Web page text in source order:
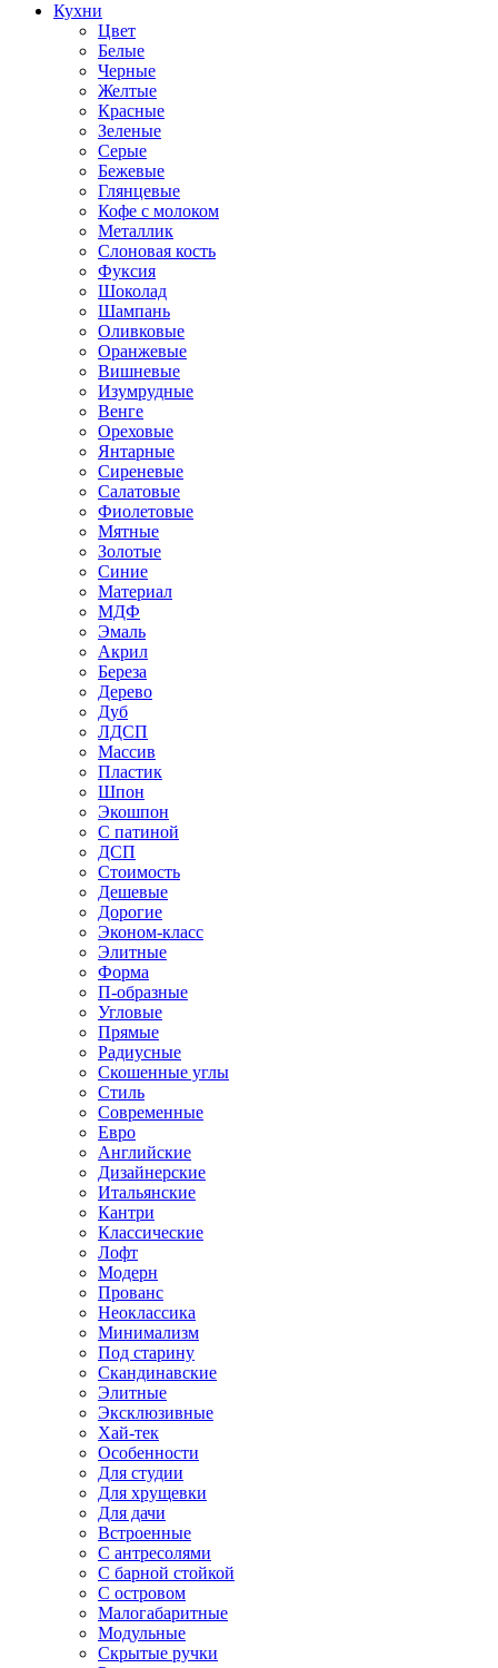
Кухни
Цвет
Белые
Черные
Желтые
Красные
Зеленые
Серые
Бежевые
Глянцевые
Кофе с молоком
Металлик
Слоновая кость
Фуксия
Шоколад
Шампань
Оливковые
Оранжевые
Вишневые
Изумрудные
Венге
Ореховые
Янтарные
Сиреневые
Салатовые
Фиолетовые
Мятные
Золотые
Синие
Материал
МДФ
Эмаль
Акрил
Береза
Дерево
Дуб
ЛДСП
Массив
Пластик
Шпон
Экошпон
С патиной
ДСП
Стоимость
Дешевые
Дорогие
Эконом-класс
Элитные
Форма
П-образные
Угловые
Прямые
Радиусные
Скошенные углы
Стиль
Современные
Евро
Английские
Дизайнерские
Итальянские
Кантри
Классические
Лофт
Модерн
Прованс
Неоклассика
Минимализм
Под старину
Скандинавские
Элитные
Эксклюзивные
Хай-тек
Особенности
Для студии
Для хрущевки
Для дачи
Встроенные
С антресолями
С барной стойкой
С островом
Малогабаритные
Модульные
Скрытые ручки